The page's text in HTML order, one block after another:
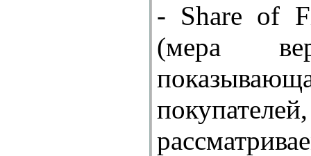
- Share of
(мера